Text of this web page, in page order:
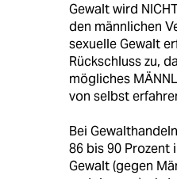
Gewalt wird
den männlichen
sexuelle Gewalt
Rückschluss zu,
mögliches
von selbst
Bei
86 bis 90 Prozent
Gewalt (gegen